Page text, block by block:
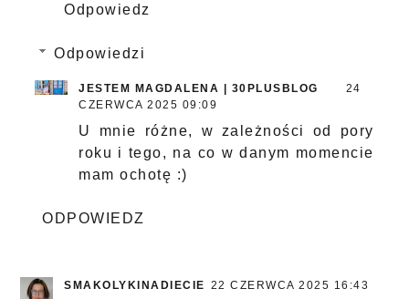
Odpowiedz
Odpowiedzi
JESTEM MAGDALENA | 30PLUSBLOG
24
CZERWCA 2025 09:09
U mnie różne, w zależności od pory
roku i tego, na co w danym momencie
mam ochotę :)
ODPOWIEDZ
SMAKOLYKINADIECIE 22 CZERWCA 2025 16:43